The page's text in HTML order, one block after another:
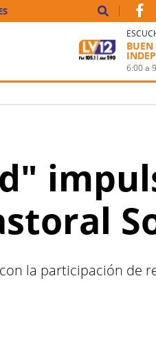
6:00a
la participación de